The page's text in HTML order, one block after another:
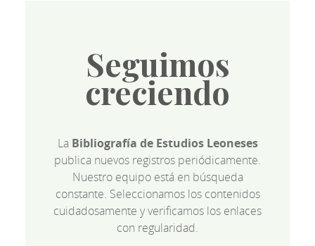
Seguimos
creciendo
La Bibliografía de Estudios Leoneses
publica nuevos registros periódicamente.
Nuestro equipo está en búsqueda
constante. Seleccionamos los contenidos
cuidadosamente y verificamos los enlaces
con regularidad.